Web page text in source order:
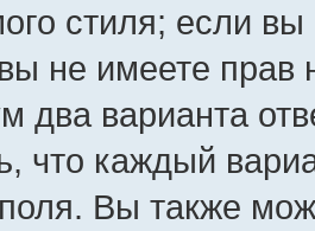
стиля; если
не имеете прав
два варианта
что каждый
Вы также